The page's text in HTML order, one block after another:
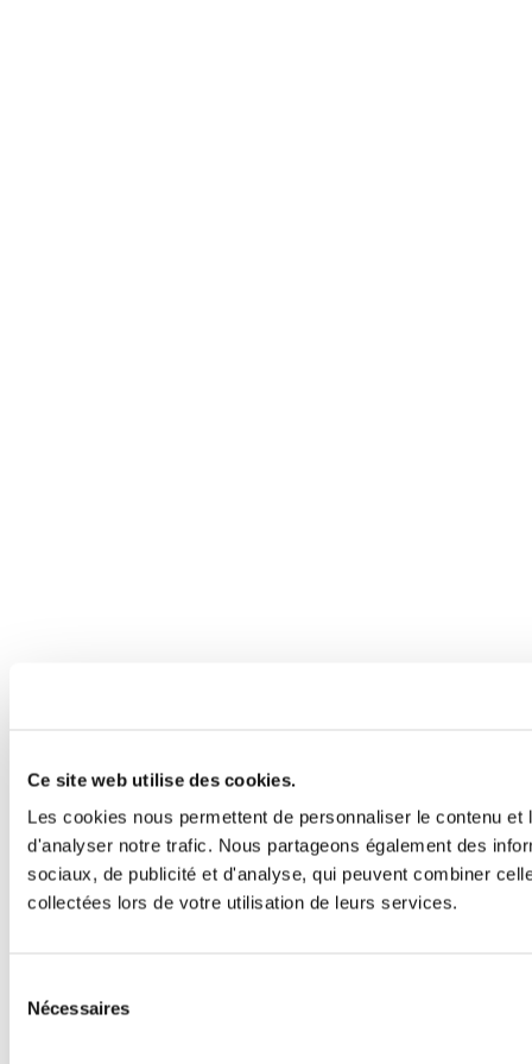
Ce site web utilise des cookies.
Les cookies nous permettent de personnaliser le contenu
d'analyser notre trafic. Nous partageons également des
sociaux, de publicité et d'analyse, qui peuvent combiner
collectées lors de votre utilisation de leurs services.
Nécessaires